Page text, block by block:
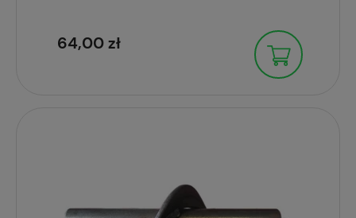
64,00 zł